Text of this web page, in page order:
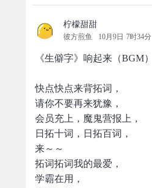
柠檬甜甜
彼方煎鱼 10月9日 7时34分
《生僻字》响起来（BGM）
快点快点来背拓词，
请你不要再来犹豫，
会员充上，魔鬼营报上，
日拓十词，日拓百词，
来～～
拓词拓词我的最爱，
学霸在用，